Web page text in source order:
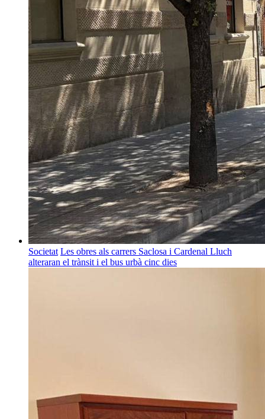
Societat Les obres als carrers Saclosa i Cardenal Lluch
alteraran el trànsit i el bus urbà cinc dies